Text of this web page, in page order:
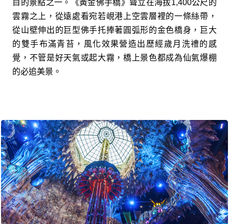
目的景點之一。《黃金佛手橋》聳立在海拔1,400公尺的
雲霧之上，從遠處看宛若峴港上空雲層裡的一條絲帶，
從山壁伸出的巨型佛手托捧著圓弧形的金色橋身，巨大
的雙手布滿青苔，風化效果營造出歷經歲月洗禮的感
覺，不管是好天氣或起大霧，橋上景色都成為仙氣爆棚
的必追美景。